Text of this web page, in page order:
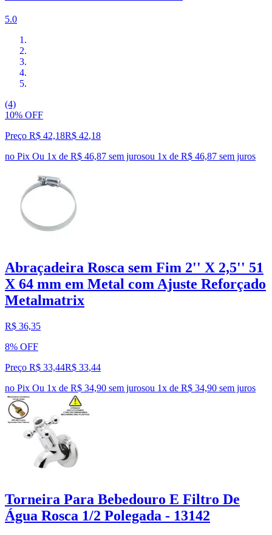
5.0
(4)
10% OFF
Preço R$ 42,18R$ 42,18
no Pix Ou 1x de R$ 46,87 sem jurosou 1x de R$ 46,87 sem juros
Abraçadeira Rosca sem Fim 2'' X 2,5'' 51
X 64 mm em Metal com Ajuste Reforçado
Metalmatrix
R$ 36,35
8% OFF
Preço R$ 33,44R$ 33,44
no Pix Ou 1x de R$ 34,90 sem jurosou 1x de R$ 34,90 sem juros
Torneira Para Bebedouro E Filtro De
Água Rosca 1/2 Polegada - 13142